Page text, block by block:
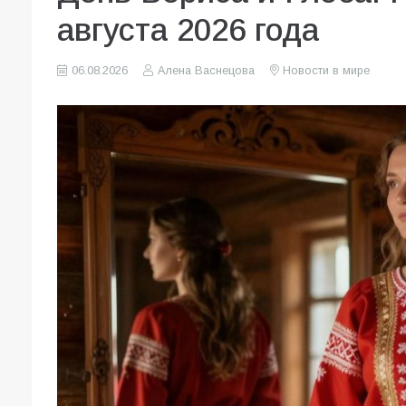
августа 2026 года
06.08.2026 Алена Васнецова Новости в мире